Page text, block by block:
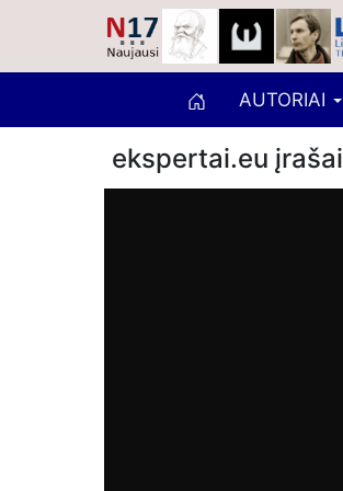
AUTORIAI
ekspertai.eu įrašai